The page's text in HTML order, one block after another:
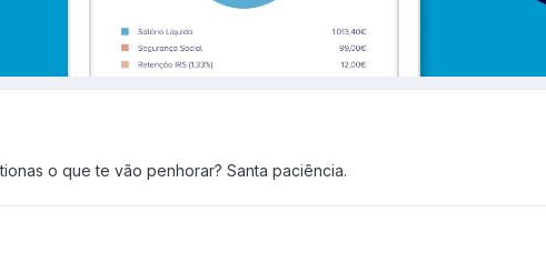
o que te vão penhorar? Santa paciência.